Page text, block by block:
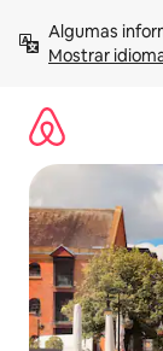
para
Mostrar